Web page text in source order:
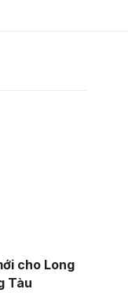
cho Long
Tàu